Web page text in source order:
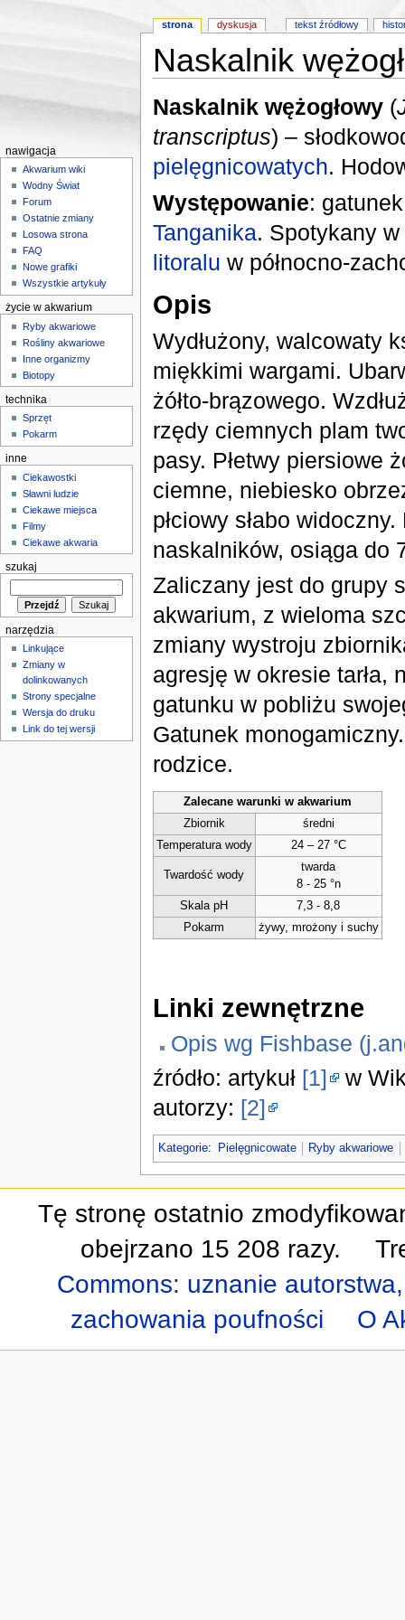
Naskalnik
Naskalnik wężogłowy(
transcriptus) –
pielęgnicowatych.
Występowanie:
Tanganika. Spotykany
litoralu w północno-
Opis
Wydłużony, walcowaty
miękkimi wargami.
żółto-brązowego.
rzędy ciemnych plam
pasy. Płetwy piersiowe
ciemne, niebiesko
płciowy słabo
naskalników, osiąga do
Zaliczany jest do grupy
akwarium, z wieloma
zmiany wystroju
agresję w okresie tarła,
gatunku w pobliżu
Gatunek
rodzice.
Zalecane warunki w akwarium
Zbiornik
średni
Temperatura wody
24 – 27 °C
Twardość wody
twarda
8 - 25 °n
Skala pH
7,3 - 8,8
Pokarm
żywy, mrożony i suchy
Linki zewnętrzne
Opis wg Fishbase
źródło: artykuł [1] w
autorzy: [2]
Kategorie: Pielęgnicowate Ryby akwariowe
strona dyskusja tekst źródłowy
nawigacja
Akwarium wiki
Wodny Świat
Forum
Ostatnie zmiany
Losowa strona
FAQ
Nowe grafiki
Wszystkie artykuły
życie w akwarium
Ryby akwariowe
Rośliny akwariowe
Inne organizmy
Biotopy
technika
Sprzęt
Pokarm
inne
Ciekawostki
Sławni ludzie
Ciekawe miejsca
Filmy
Ciekawe akwaria
szukaj
narzędzia
Linkujące
Zmiany w
dolinkowanych
Strony specjalne
Wersja do druku
Link do tej wersji
Tę stronę ostatnio
obejrzano 15 208 razy.
Commons: uznanie
zachowania poufności
O